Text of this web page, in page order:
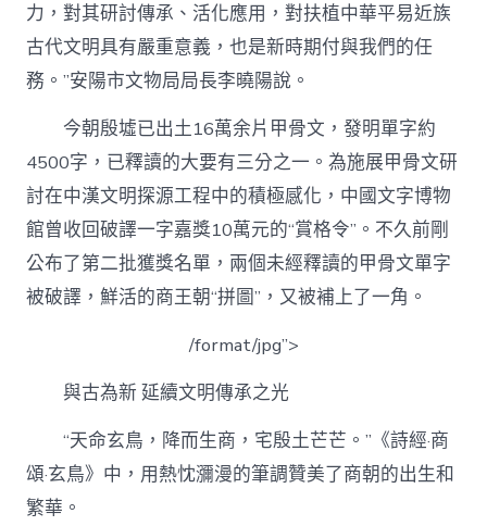
力，對其研討傳承、活化應用，對扶植中華平易近族
古代文明具有嚴重意義，也是新時期付與我們的任
務。”安陽市文物局局長李曉陽說。
今朝殷墟已出土16萬余片甲骨文，發明單字約
4500字，已釋讀的大要有三分之一。為施展甲骨文研
討在中漢文明探源工程中的積極感化，中國文字博物
館曾收回破譯一字嘉獎10萬元的“賞格令”。不久前剛
公布了第二批獲獎名單，兩個未經釋讀的甲骨文單字
被破譯，鮮活的商王朝“拼圖”，又被補上了一角。
/format/jpg”>
與古為新 延續文明傳承之光
“天命玄鳥，降而生商，宅殷土芒芒。”《詩經·商
頌·玄鳥》中，用熱忱瀰漫的筆調贊美了商朝的出生和
繁華。